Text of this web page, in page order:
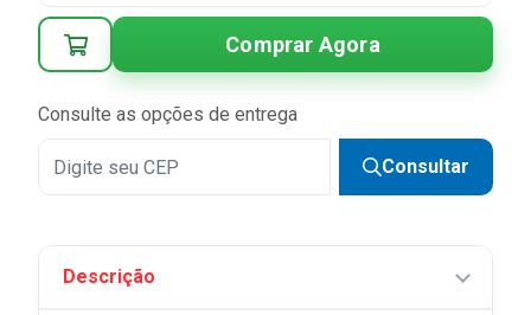
Comprar Agora
Consulte as opções de entrega
Consultar
Descrição